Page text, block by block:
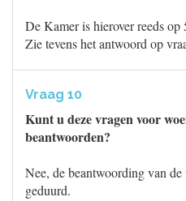
De Kamer is hierover reeds
Zie tevens het antwoord op
Vraag 10
Kunt u deze vragen voor
beantwoorden?
Nee, de beantwoording van
geduurd.